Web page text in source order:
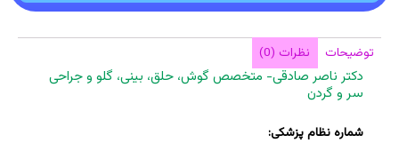
توضیحات نظرات (0)
دکتر ناصر صادقی- متخصص گوش، حلق، بینی، گلو و جراحی
سر و گردن
شماره نظام پزشکی: